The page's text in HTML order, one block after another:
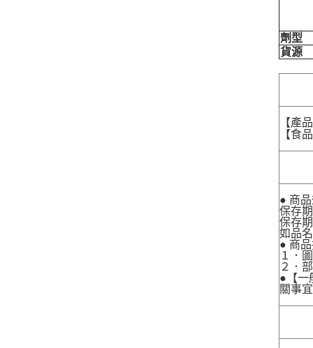
劑型
貨源
【產
【食
● 商
保存
保存
如品
● 商
１．
２．
●【一
關事